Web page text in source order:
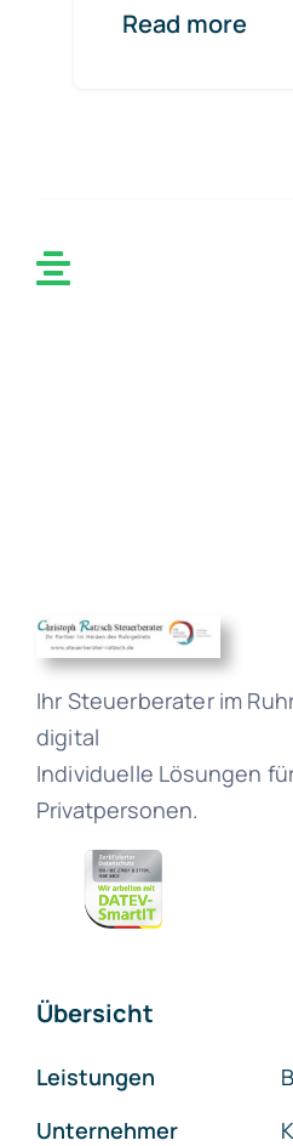
Read more
Ihr Steuerberater im
digital
Individuelle Lösungen
Privatpersonen.
Übersicht
Leistungen
Unternehmer